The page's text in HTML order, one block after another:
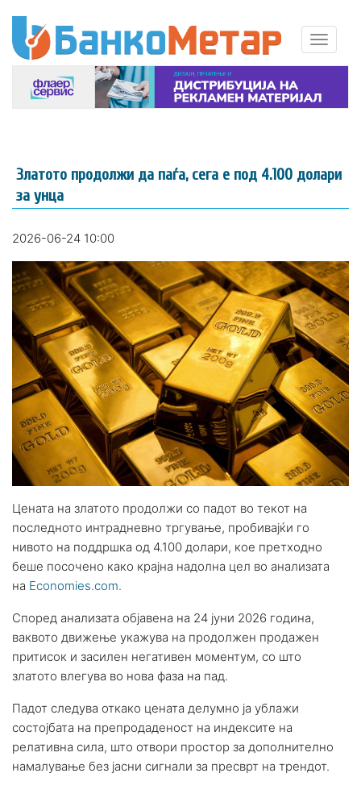
Златото продолжи да паѓа, сега е под 4.100 долари
за унца
2026-06-24 10:00
Цената на златото продолжи со падот во текот на
последното интрадневно тргување, пробивајќи го
нивото на поддршка од 4.100 долари, кое претходно
беше посочено како крајна надолна цел во анализата
на Economies.com.
Според анализата објавена на 24 јуни 2026 година,
ваквото движење укажува на продолжен продажен
притисок и засилен негативен моментум, со што
златото влегува во нова фаза на пад.
Падот следува откако цената делумно ја ублажи
состојбата на препродаденост на индексите на
релативна сила, што отвори простор за дополнително
намалување без јасни сигнали за пресврт на трендот.